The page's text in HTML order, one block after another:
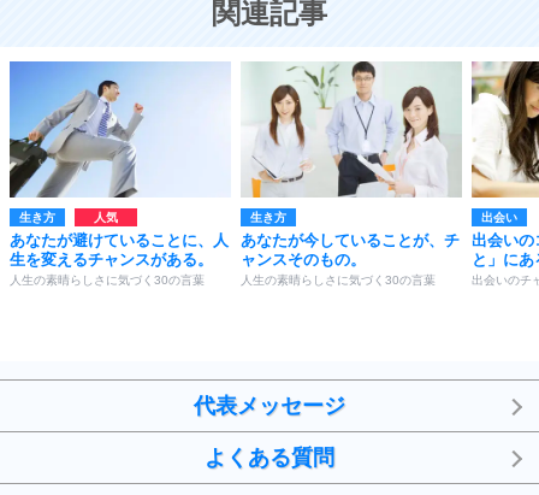
関連記事
生き方
あなたが避けていることに、人
生を変えるチャンスがある。
人生の素晴らしさに気づく30の言葉
生き方
あなたが今していることが、チ
ャンスそのもの。
人生の素晴らしさに気づく30の言葉
出会い
出会いの
と」にあ
出会いのチ
代表メッセージ
よくある質問